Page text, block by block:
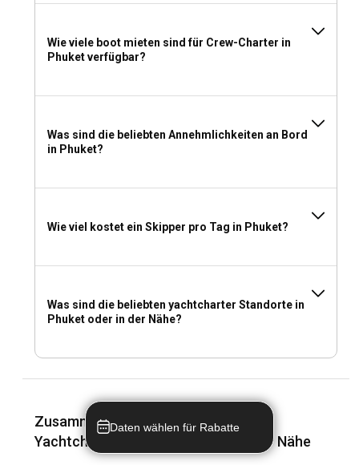
Wie viele boot mieten sind für Crew-Charter in
Phuket verfügbar?
Was sind die beliebten Annehmlichkeiten an Bord
in Phuket?
Wie viel kostet ein Skipper pro Tag in Phuket?
Was sind die beliebten yachtcharter Standorte in
Phuket oder in der Nähe?
Zusammenfassung der Kosten für
Yachtcharter in Phuket und in meiner Nähe
Daten wählen für Rabatte